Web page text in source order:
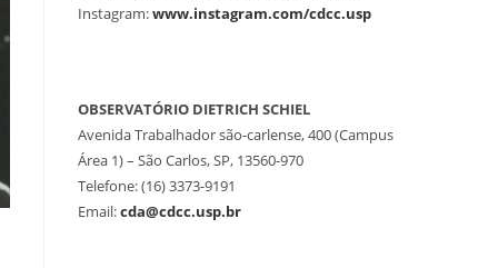
Instagram:www.instagram.com/cdcc.usp
OBSERVATÓRIO DIETRICH SCHIEL
Avenida Trabalhador são-carlense, 400 (Campus
Área 1) – São Carlos, SP, 13560-970
Telefone: (16) 3373-9191
Email:cda@cdcc.usp.br